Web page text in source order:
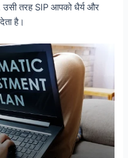
उसी तरह SIP आपको धैर्य और
है।